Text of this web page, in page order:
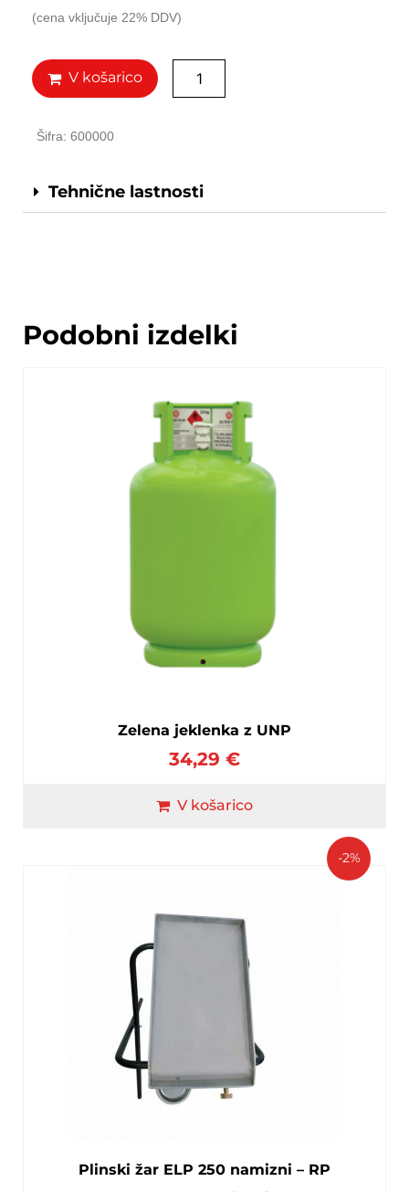
(cena vključuje 22% DDV)
V košarico
Šifra: 600000
Tehnične lastnosti
Podobni izdelki
Zelena jeklenka z UNP
34,29 €
V košarico
-2%
Plinski žar ELP 250 namizni – RP